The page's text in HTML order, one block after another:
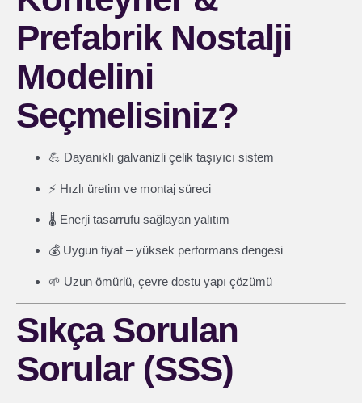
Prefabrik Nostalji
Modelini
Seçmelisiniz?
💪 Dayanıklı galvanizli çelik taşıyıcı sistem
⚡ Hızlı üretim ve montaj süreci
🌡️ Enerji tasarrufu sağlayan yalıtım
💰 Uygun fiyat – yüksek performans dengesi
🌱 Uzun ömürlü, çevre dostu yapı çözümü
Sıkça Sorulan
Sorular (SSS)